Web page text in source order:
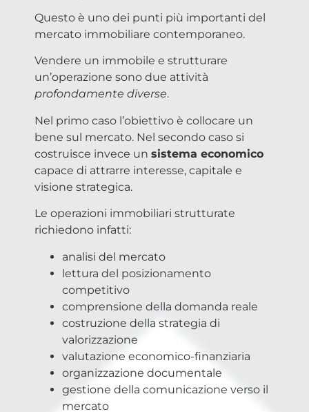
Questo è uno dei punti più importanti del
mercato immobiliare contemporaneo.
Vendere un immobile e strutturare
un’operazione sono due attività
profondamente diverse.
Nel primo caso l’obiettivo è collocare un
bene sul mercato. Nel secondo caso si
costruisce invece un sistema economico
capace di attrarre interesse, capitale e
visione strategica.
Le operazioni immobiliari strutturate
richiedono infatti:
analisi del mercato
lettura del posizionamento
competitivo
comprensione della domanda reale
costruzione della strategia di
valorizzazione
valutazione economico-finanziaria
organizzazione documentale
gestione della comunicazione verso il
mercato